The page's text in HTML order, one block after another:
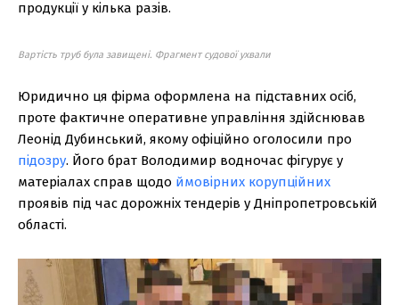
продукції у кілька разів.
Вартість труб була завищені. Фрагмент судової ухвали
Юридично ця фірма оформлена на підставних осіб,
проте фактичне оперативне управління здійснював
Леонід Дубинський, якому офіційно оголосили про
підозру. Його брат Володимир водночас фігурує у
матеріалах справ щодо ймовірних корупційних
проявів під час дорожніх тендерів у Дніпропетровській
області.